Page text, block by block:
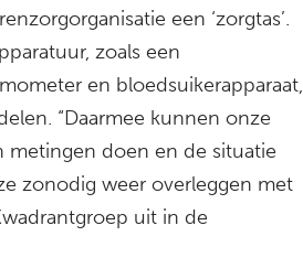
een ‘zorgtas’.
zoals een
en bloedsuikerapparaat,
“Daarmee kunnen onze
metingen doen en de situatie
zonodig weer overleggen met
uit in de